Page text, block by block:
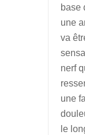
base
une
va
nerf
une
le